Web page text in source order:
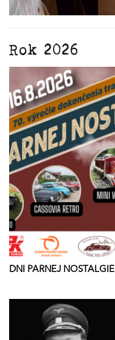
Rok 2026
DNI PARNEJ NOSTALGIE